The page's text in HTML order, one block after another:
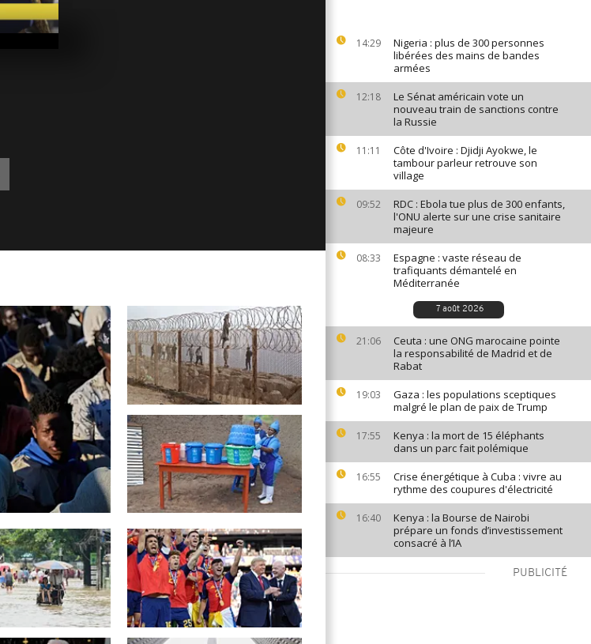
14:29
Nigeria : plus de 300 personnes
libérées des mains de bandes
armées
12:18
Le Sénat américain vote un
nouveau train de sanctions contre
la Russie
11:11
Côte d'Ivoire : Djidji Ayokwe, le
tambour parleur retrouve son
village
09:52
RDC : Ebola tue plus de 300 enfants,
l'ONU alerte sur une crise sanitaire
majeure
08:33
Espagne : vaste réseau de
trafiquants démantelé en
Méditerranée
7 août 2026
21:06
Ceuta : une ONG marocaine pointe
la responsabilité de Madrid et de
Rabat
19:03
Gaza : les populations sceptiques
malgré le plan de paix de Trump
17:55
Kenya : la mort de 15 éléphants
dans un parc fait polémique
16:55
Crise énergétique à Cuba : vivre au
rythme des coupures d'électricité
16:40
Kenya : la Bourse de Nairobi
prépare un fonds d’investissement
consacré à l’IA
PUBLICITÉ